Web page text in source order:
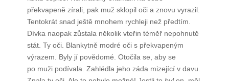
překvapeně zírali, pak muž sklopil oči a znovu vyrazil.
Tentokrát snad ještě mnohem rychleji než předtím.
Dívka naopak zůstala několik vteřin téměř nepohnutě
stát. Ty oči. Blankytně modré oči s překvapeným
výrazem. Byly jí povědomé. Otočila se, aby se
po muži podívala. Zahlédla jeho záda mizející v davu.